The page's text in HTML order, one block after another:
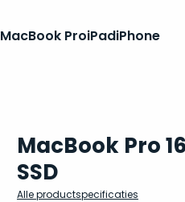
MacBook ProiPadiPhone
MacBook Pro
SSD
Alle productspecificaties